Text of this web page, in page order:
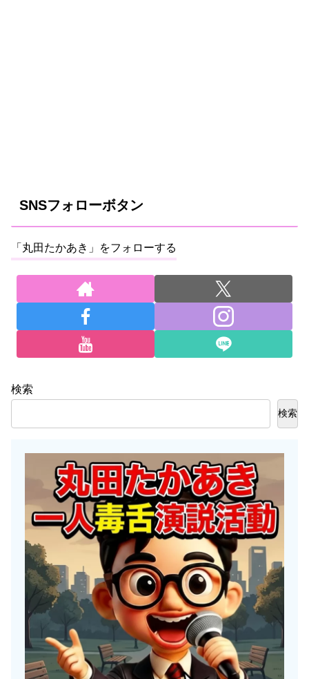
SNSフォローボタン
「丸田たかあき」をフォローする
検索
検索